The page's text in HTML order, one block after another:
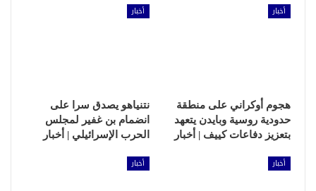
أخبار
هجوم أوكراني على منطقة
حدودية روسية وبايدن يتعهد
بتعزيز دفاعات كييف | أخبار
أخبار
نتنياهو يصدق سرا على
انضمام بن غفير لمجلس
الحرب الإسرائيلي | أخبار
أخبار أخبار